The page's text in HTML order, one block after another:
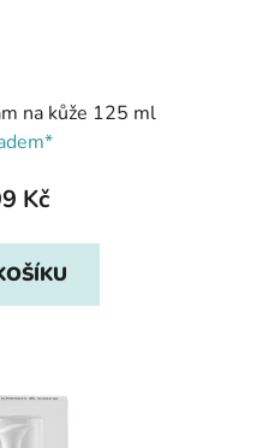
na kůže 125 ml
Kč